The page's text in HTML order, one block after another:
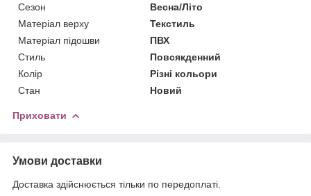
Сезон
Весна/Літо
Матеріал верху
Текстиль
Матеріал підошви
ПВХ
Стиль
Повсякденний
Колір
Різні кольори
Стан
Новий
Приховати
Умови доставки
Доставка здійснюється тільки по передоплаті.